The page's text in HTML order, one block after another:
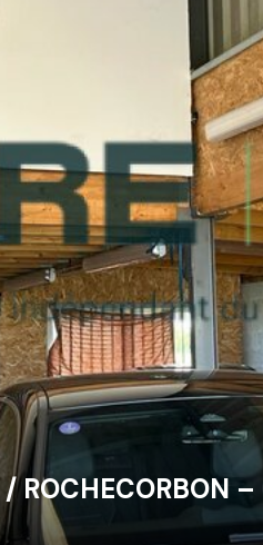
ROCHECORBON